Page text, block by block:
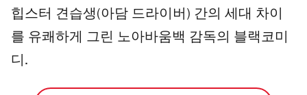
별
5
힙스터 견습생(아담 드라이버) 간의 세대 차이
를 유쾌하게 그린 노아바움백 감독의 블랙코미
디.